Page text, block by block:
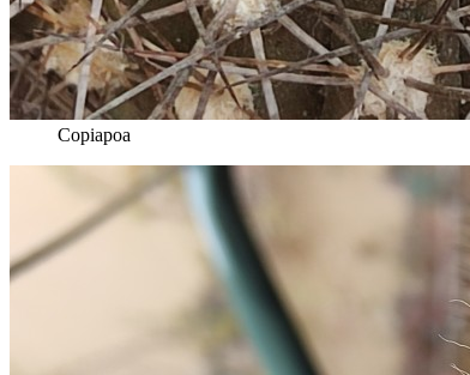
Copiapoa